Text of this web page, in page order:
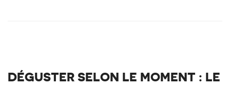
DÉGUSTER SELON LE MOMENT : LE